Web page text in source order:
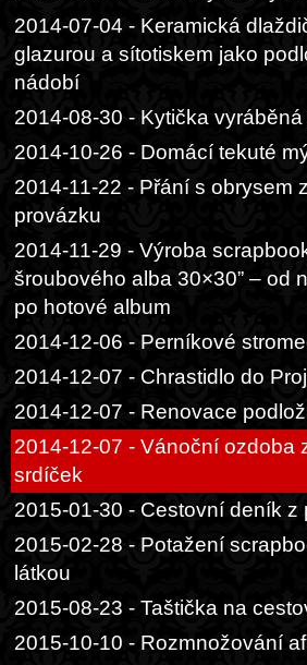
2014-07-04 - Keramická
glazurou a sítotiskem jako
nádobí
2014-08-30 - Kytička
2014-10-26 - Domácí tekuté
2014-11-22 - Přání s obrysem
provázku
2014-11-29 - Výroba
šroubového alba 30×30” – od
po hotové album
2014-12-06 - Perníkové
2014-12-07 - Chrastidlo do
2014-12-07 - Renovace
2014-12-07 - Vánoční ozdoba
srdíček
2015-01-30 - Cestovní deník z
2015-02-28 - Potažení
látkou
2015-08-23 - Taštička na
2015-10-10 - Rozmnožování